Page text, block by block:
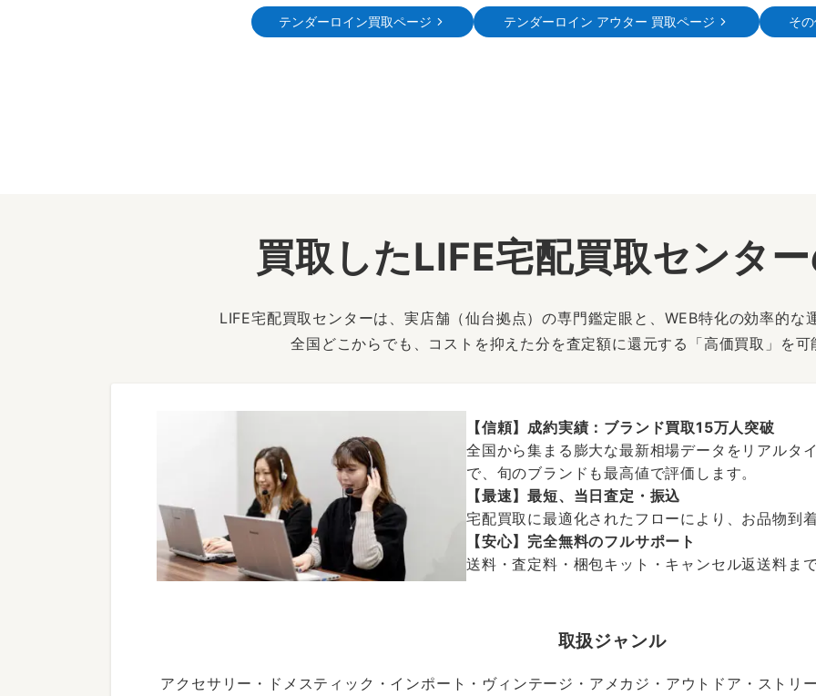
テンダーロイン買取ページ テンダーロイン アウター 買取ページ そ
買取したLIFE宅配買取センタ
LIFE宅配買取センターは、実店舗（仙台拠点）の専門鑑定眼と、WEB特化の効率的な
全国どこからでも、コストを抑えた分を査定額に還元する「高価買取」を
【信頼】成約実績：ブランド買取15万人突破
全国から集まる膨大な最新相場データをリアルタ
で、旬のブランドも最高値で評価します。
【最速】最短、当日査定・振込
宅配買取に最適化されたフローにより、お品物到
【安心】完全無料のフルサポート
送料・査定料・梱包キット・キャンセル返送料ま
取扱ジャンル
アクセサリー・ドメスティック・インポート・ヴィンテージ・アメカジ・アウトドア・ストリ